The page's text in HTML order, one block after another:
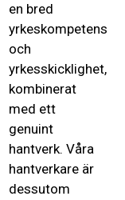
en bred
yrkeskompetens
och
yrkesskicklighet,
kombinerat
med ett
genuint
hantverk. Våra
hantverkare är
dessutom